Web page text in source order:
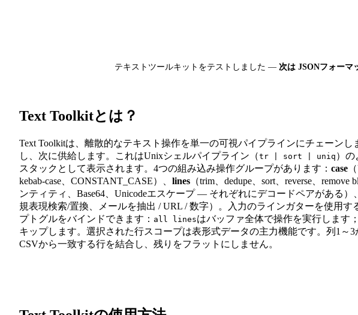
テキストツールキットをテストしました — 次は JSONフォー
Text Toolkitとは？
Text Toolkitは、離散的なテキスト操作を単一の可視パイプラインにチェーン
し、次に供給します。これはUnixシェルパイプライン（tr | sort | uniq ）
スタックとして表示されます。4つの組み込み操作グループがあります： case
kebab-case、CONSTANT_CASE）、 lines （trim、dedupe、sort、reverse、remove
ンティティ、Base64、Unicodeエスケープ — それぞれにデコードペアがある）
規表現検索/置換、メールを抽出 / URL / 数字）。入力のラインガターを使用
プトグルをバインドできます： all linesはバッファ全体で操作を実行します；
キップします。選択された行スコープは表形式データの主力機能です。列1～
CSVから一致する行を結合し、残りをフラットにしません。